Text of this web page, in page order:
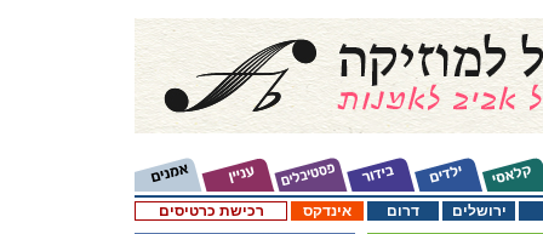
רכישת כרטיסים אינדקס דרום ירושלים